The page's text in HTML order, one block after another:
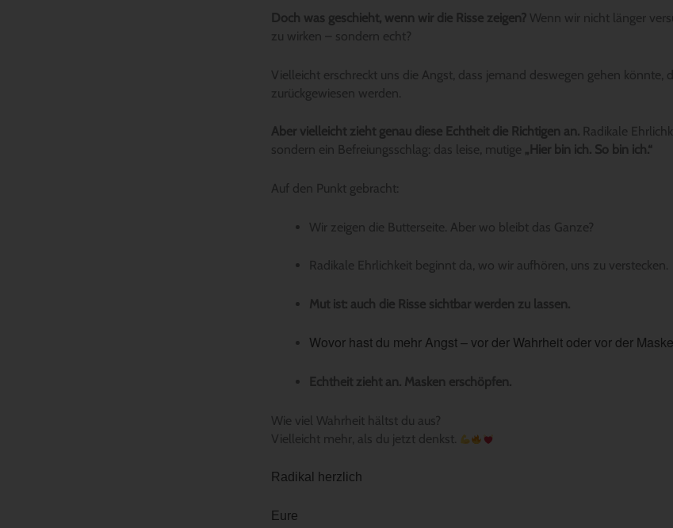
Doch was geschieht, wenn wir die Risse zeigen? Wenn wir nicht länger
zu wirken – sondern echt?
Vielleicht erschreckt uns die Angst, dass jemand deswegen gehen könnte,
zurückgewiesen werden.
Aber vielleicht zieht genau diese Echtheit die Richtigen an. Radikale
sondern ein Befreiungsschlag: das leise, mutige „Hier bin ich. So bin ich.“
Auf den Punkt gebracht:
Wir zeigen die Butterseite. Aber wo bleibt das Ganze?
Radikale Ehrlichkeit beginnt da, wo wir aufhören, uns zu verstecken.
Mut ist: auch die Risse sichtbar werden zu lassen.
Wovor hast du mehr Angst – vor der Wahrheit oder vor der
Echtheit zieht an. Masken erschöpfen.
Wie viel Wahrheit hältst du aus?
Vielleicht mehr, als du jetzt denkst.
Radikal herzlich
Eure